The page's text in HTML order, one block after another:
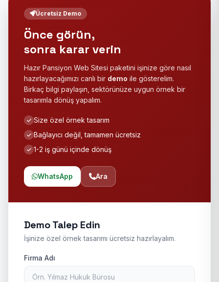
Ücretsiz Demo
Önce görün,
sonra karar verin
Hazır Pansiyon Web Sitesi paketini işinize göre nasıl
hazırlayacağımızı canlı bir demo ile gösterelim.
Birkaç bilgi paylaşın, sektörünüze uygun örnek bir
tasarımla dönüş yapalım.
Size özel örnek tasarım
Bağlayıcı değil, tamamen ücretsiz
1-2 iş günü içinde dönüş
WhatsApp Ara
Demo Talep Edin
İşinize özel örnek tasarımı ücretsiz hazırlayalım.
Firma Adı